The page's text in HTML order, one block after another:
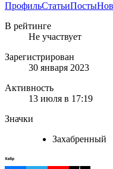
ПрофильСтатьиПосты
В рейтинге
Не участвует
Зарегистрирован
30 января 2023
Активность
13 июля в 17:19
Значки
Захабренный